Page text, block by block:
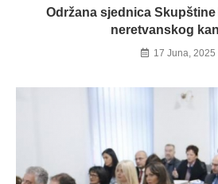
Održana sjednica
neretvanskog
17 Juna, 2025